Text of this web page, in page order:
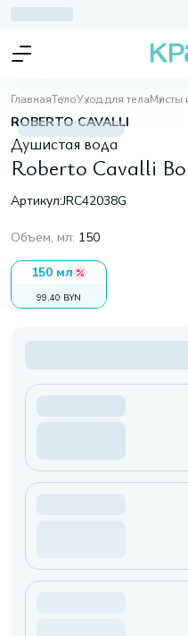
ГлавнаяТелоУход для телаМисты
ROBERTO CAVALLI
Душистая вода
Roberto Cavalli
Артикул:JRC42038G
Объем, мл: 150
150 мл
99,40 BYN